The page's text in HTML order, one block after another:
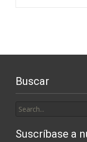
Buscar
for:
Suscríbase a